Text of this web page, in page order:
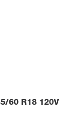
60 R18 120V